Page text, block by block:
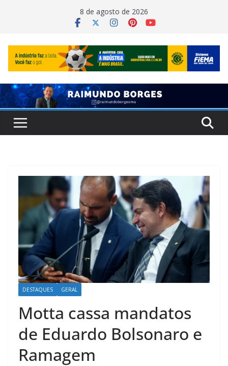
8 de agosto de 2026
DESTAQUES GERAL
Motta cassa mandatos
de Eduardo Bolsonaro e
Ramagem